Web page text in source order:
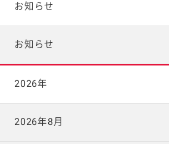
お知らせ
お知らせ
2026年
2026年8月